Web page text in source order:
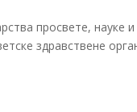
просвете, науке
здравствене